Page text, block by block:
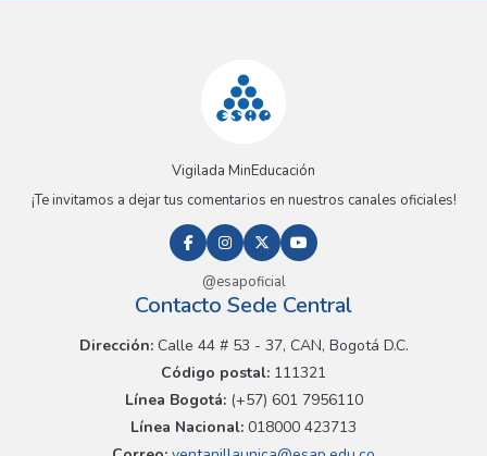
Vigilada MinEducación
¡Te invitamos a dejar tus comentarios en nuestros canales oficiales!
@esapoficial
Contacto Sede Central
Dirección:Calle 44 # 53 - 37, CAN, Bogotá D.C.
Código postal: 111321
Línea Bogotá:(+57) 601 7956110
Línea Nacional: 018000 423713